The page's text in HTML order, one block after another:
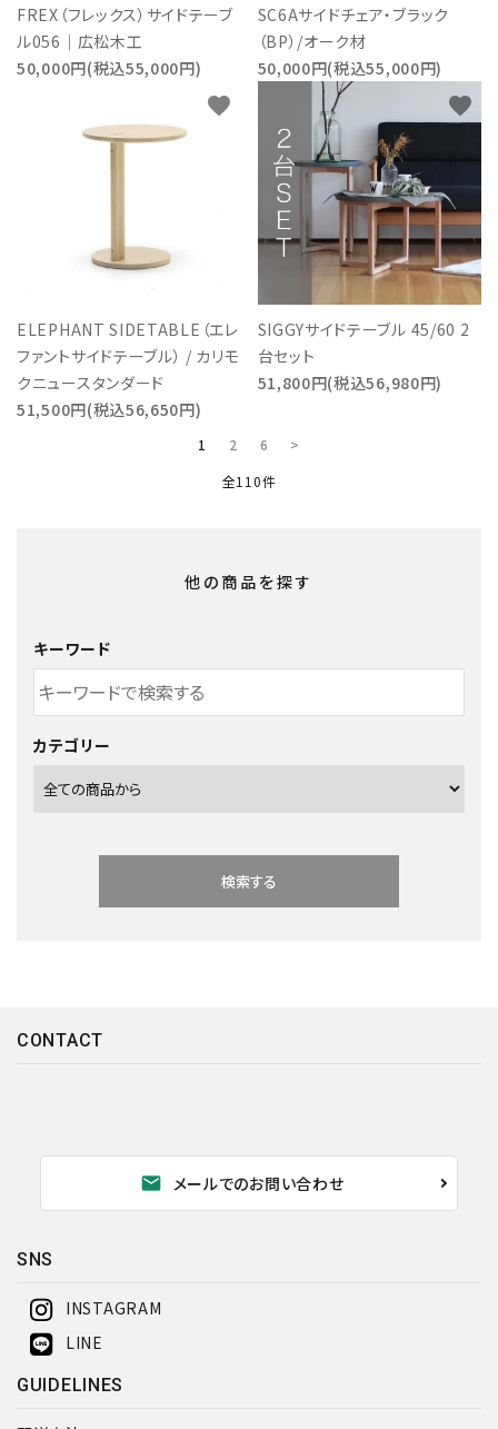
FREX（フレックス）サイドテーブ
ル056｜広松木工
50,000円(税込55,000円)
SC6Aサイドチェア・ブラック
（BP）/オーク材
50,000円(税込55,000円)
ELEPHANT SIDETABLE（エレ
ファントサイドテーブル） / カリモ
クニュースタンダード
51,500円(税込56,650円)
favorite
SIGGYサイドテーブル 45/60 2
台セット
51,800円(税込56,980円)
favorite
1 2 6
>
全110件
他の商品を探す
キーワード
カテゴリー
検索する
カテゴリー
CONTACT
mail メールでのお問い合わせ
SNS
INSTAGRAM
LINE
GUIDELINES